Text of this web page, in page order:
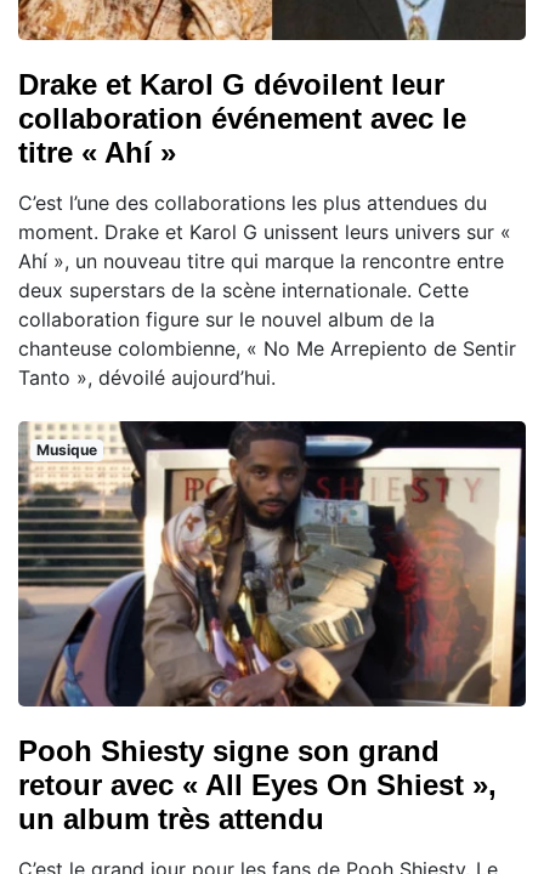
Drake et Karol G dévoilent leur
collaboration événement avec le
titre « Ahí »
C’est l’une des collaborations les plus attendues du
moment. Drake et Karol G unissent leurs univers sur «
Ahí », un nouveau titre qui marque la rencontre entre
deux superstars de la scène internationale. Cette
collaboration figure sur le nouvel album de la
chanteuse colombienne, « No Me Arrepiento de Sentir
Tanto », dévoilé aujourd’hui.
Musique
Pooh Shiesty signe son grand
retour avec « All Eyes On Shiest »,
un album très attendu
C’est le grand jour pour les fans de Pooh Shiesty. Le